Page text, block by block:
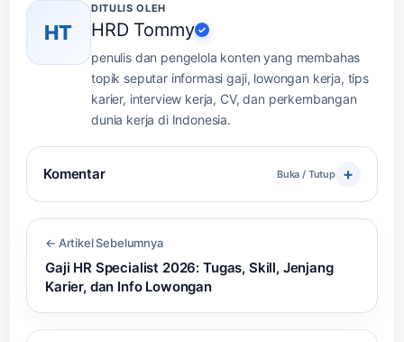
HT
DITULIS OLEH
HRD Tommy ✓
penulis dan pengelola konten yang membahas
topik seputar informasi gaji, lowongan kerja, tips
karier, interview kerja, CV, dan perkembangan
dunia kerja di Indonesia.
Komentar Buka / Tutup
← Artikel Sebelumnya
Gaji HR Specialist 2026: Tugas, Skill, Jenjang
Karier, dan Info Lowongan